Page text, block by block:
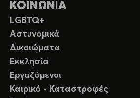
ΚΟΙΝΩΝΙΑ
LGBTQ+
Αστυνομικά
Δικαιώματα
Εκκλησία
Εργαζόμενοι
Καιρικό - Καταστροφές